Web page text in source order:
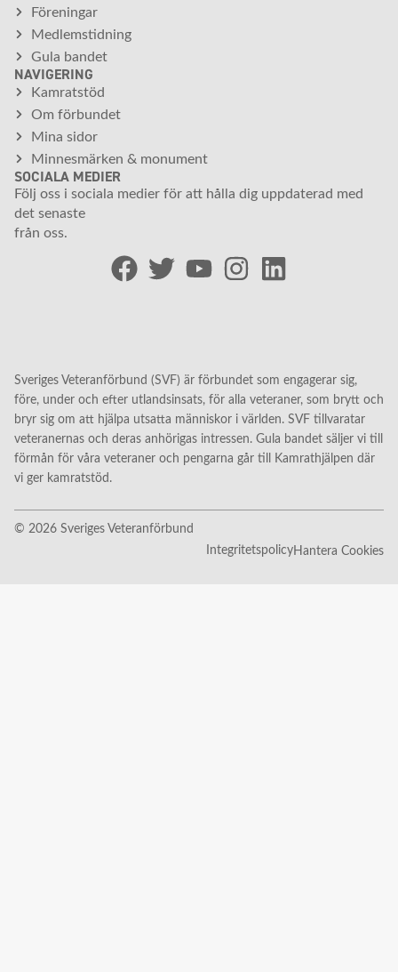
Föreningar
Medlemstidning
Gula bandet
NAVIGERING
Kamratstöd
Om förbundet
Mina sidor
Minnesmärken & monument
SOCIALA MEDIER
Följ oss i sociala medier för att hålla dig uppdaterad med
det senaste
från oss.
Sveriges Veteranförbund (SVF) är förbundet som engagerar sig,
före, under och efter utlandsinsats, för alla veteraner, som brytt och
bryr sig om att hjälpa utsatta människor i världen. SVF tillvaratar
veteranernas och deras anhörigas intressen. Gula bandet säljer vi till
förmån för våra veteraner och pengarna går till Kamrathjälpen där
vi ger kamratstöd.
© 2026 Sveriges Veteranförbund
IntegritetspolicyHantera Cookies